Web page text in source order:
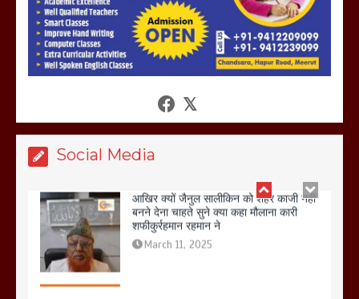
Social Media
आखिर क्यों जैनुल सालीकिन को शहर काजी नहीं
शफीकुर्रहमान रहमान ने
बिजली विभाग से परेशान होकर बागपत में एक संत
ने सरकार को दी आमरण अनशन की चेतावनी
March 8, 2025